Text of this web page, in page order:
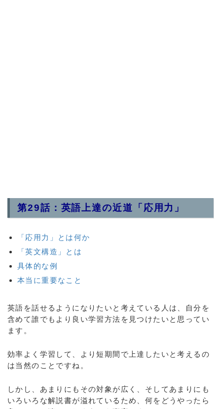
第29話：英語上達の近道「応用力」
「応用力」とは何か
「英文構造」とは
具体的な例
本当に重要なこと
英語を話せるようになりたいと考えている人は、自分を
含めて誰でもより良い学習方法を見つけたいと思ってい
ます。
効率よく学習して、より短期間で上達したいと考えるの
は当然のことですね。
しかし、あまりにもその対象が広く、そしてあまりにも
いろいろな解説書が溢れているため、何をどうやったら